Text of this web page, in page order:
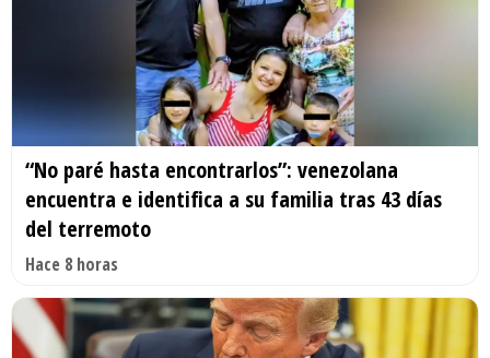
“No paré hasta encontrarlos”: venezolana
encuentra e identifica a su familia tras 43 días
del terremoto
Hace 8 horas